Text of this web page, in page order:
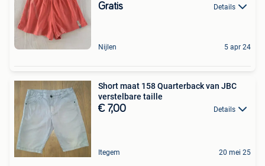
Gratis Details
Nijlen 5 apr 24
Short maat 158 Quarterback van JBC
verstelbare taille
€ 7,00 Details
Itegem 20 mei 25